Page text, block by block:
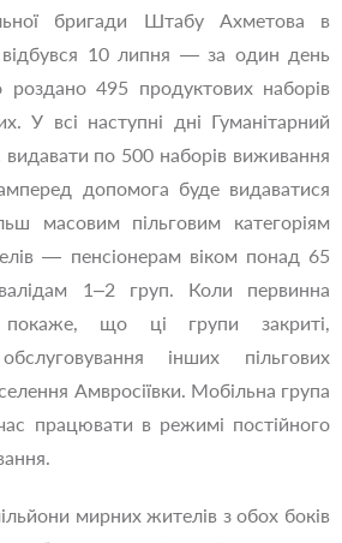
бригади Штабу Ахметова в
відбувся 10 липня — за один день
роздано 495 продуктових наборів
У всі наступні дні Гуманітарний
по 500 наборів виживання
допомога буде видаватися
масовим пільговим категоріям
— пенсіонерам віком понад 65
1–2 груп. Коли первинна
покаже, що ці групи закриті,
інших пільгових
Амвросіївки. Мобільна група
працювати в режимі постійного
мирних жителів з обох боків